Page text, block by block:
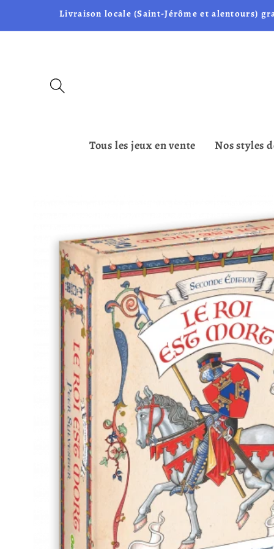
et passerLivraison locale (Saint-Jérôme et alentours)
Tous les jeux en vente Nos styles